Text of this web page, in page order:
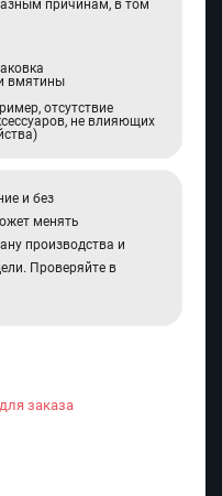
причинам, в том
вмятины
отсутствие
не влияющих
и без
менять
производства и
Проверяйте в
заказа